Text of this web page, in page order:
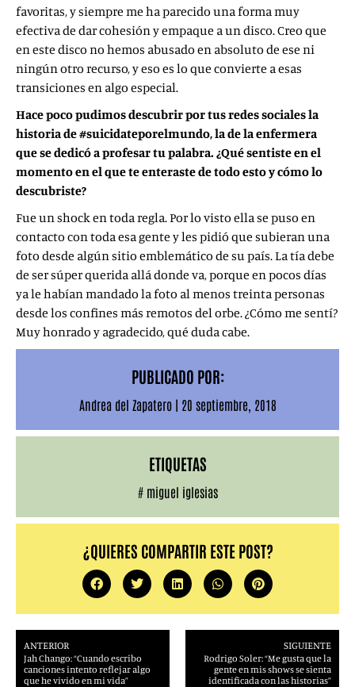
favoritas, y siempre me ha parecido una forma muy
efectiva de dar cohesión y empaque a un disco. Creo que
en este disco no hemos abusado en absoluto de ese ni
ningún otro recurso, y eso es lo que convierte a esas
transiciones en algo especial.
Hace poco pudimos descubrir por tus redes sociales la
historia de #suicidateporelmundo, la de la enfermera
que se dedicó a profesar tu palabra. ¿Qué sentiste en el
momento en el que te enteraste de todo esto y cómo lo
descubriste?
Fue un shock en toda regla. Por lo visto ella se puso en
contacto con toda esa gente y les pidió que subieran una
foto desde algún sitio emblemático de su país. La tía debe
de ser súper querida allá donde va, porque en pocos días
ya le habían mandado la foto al menos treinta personas
desde los confines más remotos del orbe. ¿Cómo me sentí?
Muy honrado y agradecido, qué duda cabe.
PUBLICADO POR:
Andrea del Zapatero | 20 septiembre, 2018
ETIQUETAS
# miguel iglesias
¿QUIERES COMPARTIR ESTE POST?
ANTERIOR
Jah Chango: “Cuando escribo
canciones intento reflejar algo
que he vivido en mi vida”
SIGUIENTE
Rodrigo Soler: “Me gusta que la
gente en mis shows se sienta
identificada con las historias”